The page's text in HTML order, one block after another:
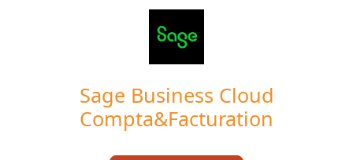
Sage Business Cloud
Compta&Facturation